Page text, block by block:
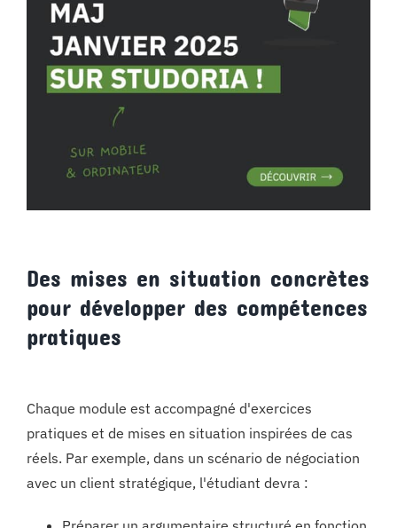
Des mises en situation concrètes
pour développer des compétences
pratiques
Chaque module est accompagné d'exercices
pratiques et de mises en situation inspirées de cas
réels. Par exemple, dans un scénario de négociation
avec un client stratégique, l'étudiant devra :